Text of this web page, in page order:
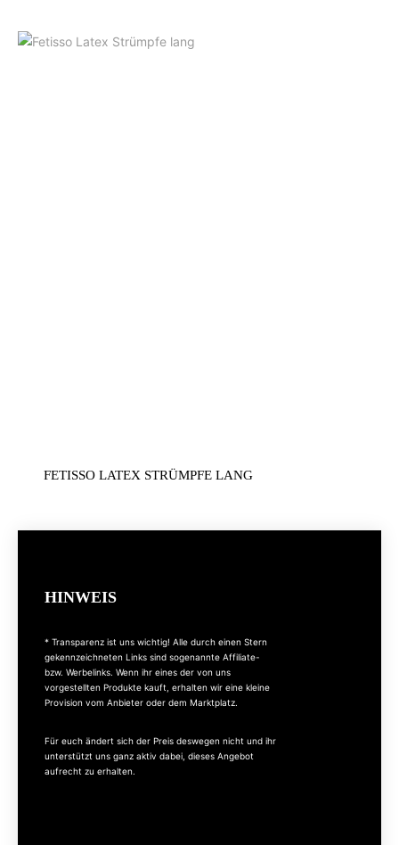
FETISSO LATEX STRÜMPFE LANG
HINWEIS
* Transparenz ist uns wichtig! Alle durch einen Stern
gekennzeichneten Links sind sogenannte Affiliate-
bzw. Werbelinks. Wenn ihr eines der von uns
vorgestellten Produkte kauft, erhalten wir eine kleine
Provision vom Anbieter oder dem Marktplatz.
Für euch ändert sich der Preis deswegen nicht und ihr
unterstützt uns ganz aktiv dabei, dieses Angebot
aufrecht zu erhalten.